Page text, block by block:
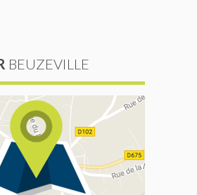
BEUZEVILLE